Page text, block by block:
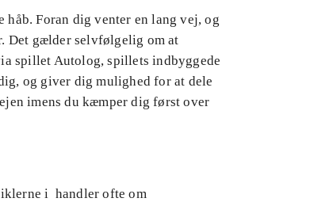
Foran dig venter en lang vej, og
Det gælder selvfølgelig om at
spillet Autolog, spillets indbyggede
og giver dig mulighed for at dele
imens du kæmper dig først over
i handler ofte om